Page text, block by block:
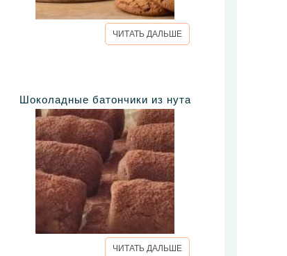
ЧИТАТЬ ДАЛЬШЕ
Шоколадные батончики из нута
ЧИТАТЬ ДАЛЬШЕ